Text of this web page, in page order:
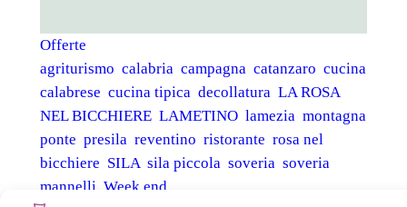
Offerte
agriturismo calabria campagna catanzaro cucina
calabrese cucina tipica decollatura LA ROSA
NEL BICCHIERE LAMETINO lamezia montagna
ponte presila reventino ristorante rosa nel
bicchiere SILA sila piccola soveria soveria
mannelli Week end